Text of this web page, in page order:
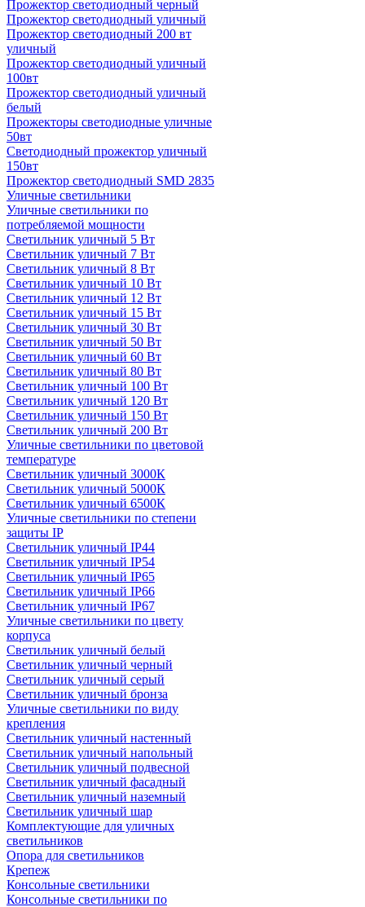
Прожектор светодиодный черный
Прожектор светодиодный уличный
Прожектор светодиодный 200 вт
уличный
Прожектор светодиодный уличный
100вт
Прожектор светодиодный уличный
белый
Прожекторы светодиодные уличные
50вт
Светодиодный прожектор уличный
150вт
Прожектор светодиодный SMD 2835
Уличные светильники
Уличные светильники по
потребляемой мощности
Светильник уличный 5 Вт
Светильник уличный 7 Вт
Светильник уличный 8 Вт
Светильник уличный 10 Вт
Светильник уличный 12 Вт
Светильник уличный 15 Вт
Светильник уличный 30 Вт
Светильник уличный 50 Вт
Светильник уличный 60 Вт
Светильник уличный 80 Вт
Светильник уличный 100 Вт
Светильник уличный 120 Вт
Светильник уличный 150 Вт
Светильник уличный 200 Вт
Уличные светильники по цветовой
температуре
Cветильник уличный 3000К
Cветильник уличный 5000К
Cветильник уличный 6500К
Уличные светильники по степени
защиты IP
Светильник уличный IP44
Светильник уличный IP54
Светильник уличный IP65
Светильник уличный IP66
Светильник уличный IP67
Уличные светильники по цвету
корпуса
Светильник уличный белый
Светильник уличный черный
Светильник уличный серый
Светильник уличный бронза
Уличные светильники по виду
крепления
Светильник уличный настенный
Светильник уличный напольный
Светильник уличный подвесной
Светильник уличный фасадный
Светильник уличный наземный
Cветильник уличный шар
Комплектующие для уличных
светильников
Опора для светильников
Крепеж
Консольные светильники
Консольные светильники по